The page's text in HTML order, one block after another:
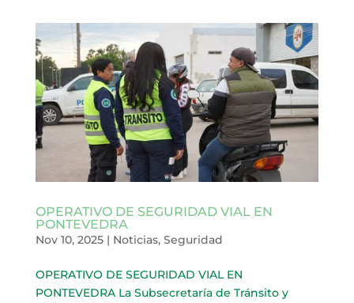
OPERATIVO DE SEGURIDAD VIAL EN
PONTEVEDRA
Nov 10, 2025| Noticias, Seguridad
OPERATIVO DE SEGURIDAD VIAL EN
PONTEVEDRA La Subsecretaría de Tránsito y